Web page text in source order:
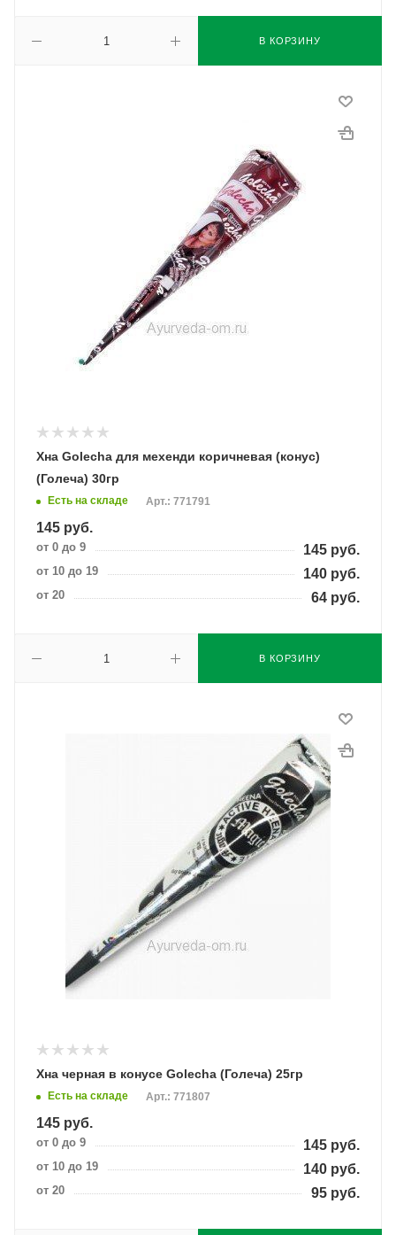
В КОРЗИНУ
Хна Golecha для мехенди коричневая (конус)
(Голеча) 30гр
Есть на складе Арт.: 771791
145 руб.
от 0 до 9 145 руб.
от 10 до 19 140 руб.
от 20 64 руб.
В КОРЗИНУ
Хна черная в конусе Golecha (Голеча) 25гр
Есть на складе Арт.: 771807
145 руб.
от 0 до 9 145 руб.
от 10 до 19 140 руб.
от 20 95 руб.